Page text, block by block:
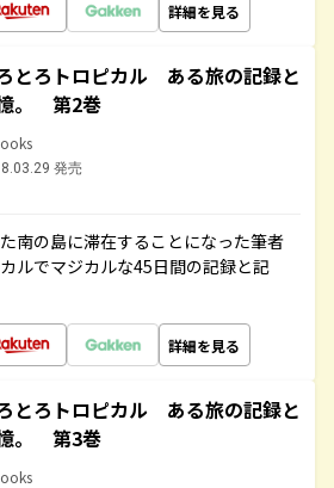
詳細を見る
とろトロピカル ある旅の記録と
。 第2巻
発売
南の島に滞在することになった筆者
ルでマジカルな45日間の記録と記
詳細を見る
とろトロピカル ある旅の記録と
。 第3巻